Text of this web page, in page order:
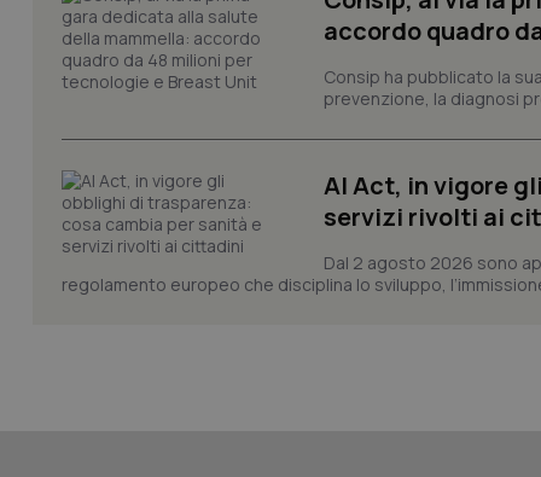
accordo quadro
Consip ha pubblicato la
prevenzione, la diagnosi
AI Act, in vigore
servizi rivolti ai
Dal 2 agosto 2026 sono
regolamento europeo che disciplina lo sviluppo,
CookieScriptConsent
tracking-sites-
tracking-enable
session-id